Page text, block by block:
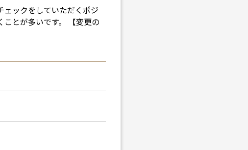
ェックをしていただくポジ
とが多いです。 【変更の